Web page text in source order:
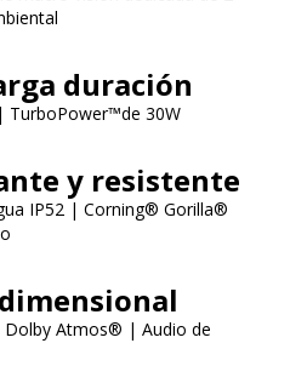
duración
TurboPower™de 30W
y resistente
IP52 | Corning® Gorilla®
Dolby Atmos® | Audio de